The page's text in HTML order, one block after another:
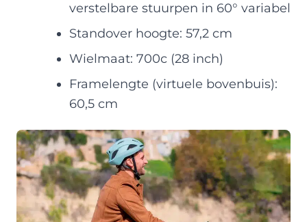
verstelbare stuurpen in 60° variabel
Standover hoogte: 57,2 cm
Wielmaat: 700c (28 inch)
Framelengte (virtuele bovenbuis):
60,5 cm